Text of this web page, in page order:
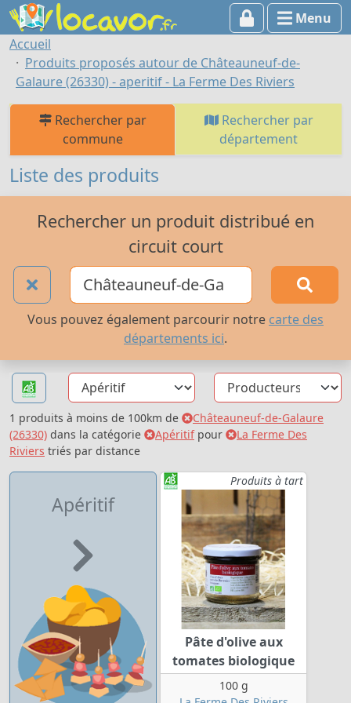
Menu
Accueil
Produits proposés autour de Châteauneuf-de-
Galaure (26330) - aperitif - La Ferme Des Riviers
Rechercher par
commune
Rechercher par
département
Liste des produits
Rechercher un produit distribué en
circuit court
Vous pouvez également parcourir notre carte des
départements ici.
1 produits à moins de 100km de
Châteauneuf-de-Galaure
(26330) dans la catégorie Apéritifpour
La Ferme Des
Riviers triés par distance
Apéritif
Produits à tart
Pâte d'olive aux
tomates biologique
100 g